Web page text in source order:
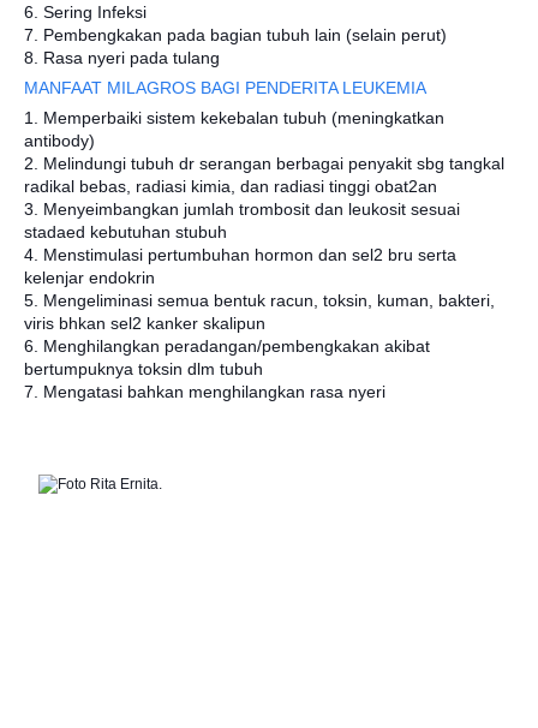
6. Sering Infeksi
7. Pembengkakan pada bagian tubuh lain (selain perut)
8. Rasa nyeri pada tulang
MANFAAT MILAGROS BAGI PENDERITA LEUKEMIA
1. Memperbaiki sistem kekebalan tubuh (meningkatkan
antibody)
2. Melindungi tubuh dr serangan berbagai penyakit sbg tangkal
radikal bebas, radiasi kimia, dan radiasi tinggi obat2an
3. Menyeimbangkan jumlah trombosit dan leukosit sesuai
stadaed kebutuhan stubuh
4. Menstimulasi pertumbuhan hormon dan sel2 bru serta
kelenjar endokrin
5. Mengeliminasi semua bentuk racun, toksin, kuman, bakteri,
viris bhkan sel2 kanker skalipun
6. Menghilangkan peradangan/pembengkakan akibat
bertumpuknya toksin dlm tubuh
7. Mengatasi bahkan menghilangkan rasa nyeri